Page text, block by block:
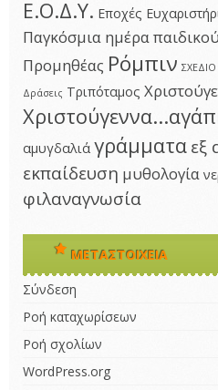
Ε.Ο.Δ.Υ. Εποχές
Παγκόσμια ημέρα
Προμηθέας Ρόμπιν
Δράσεις Τριπόταμος
αμυγδαλιά γράμματα εξ
εκπαίδευση μυθολογία
φιλαναγνωσία
ΜΕΤΑΣΤΟΙΧΕΊΑ
Σύνδεση
Ροή καταχωρίσεων
Ροή σχολίων
WordPress.org